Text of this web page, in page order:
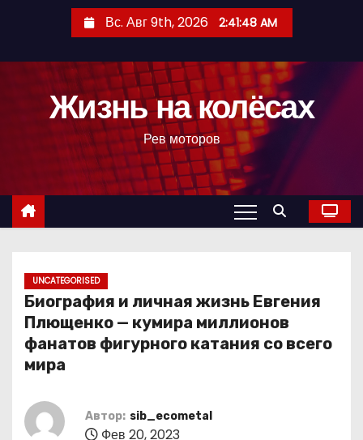
с
Вс. Авг 9th, 2026 2:41:50 AM
Жизнь на колёсах
Рев моторов
UNCATEGORISED
Биография и личная жизнь Евгения
Плющенко — кумира миллионов
фанатов фигурного катания со всего
мира
Автор: sib_ecometal
Фев 20, 2023